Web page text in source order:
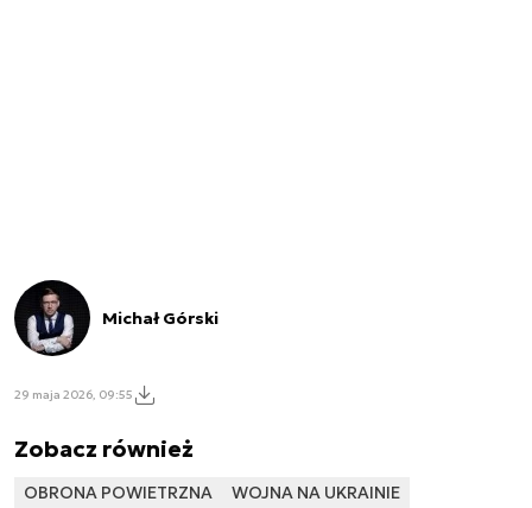
Michał Górski
29 maja 2026, 09:55
Zobacz również
OBRONA POWIETRZNA
WOJNA NA UKRAINIE